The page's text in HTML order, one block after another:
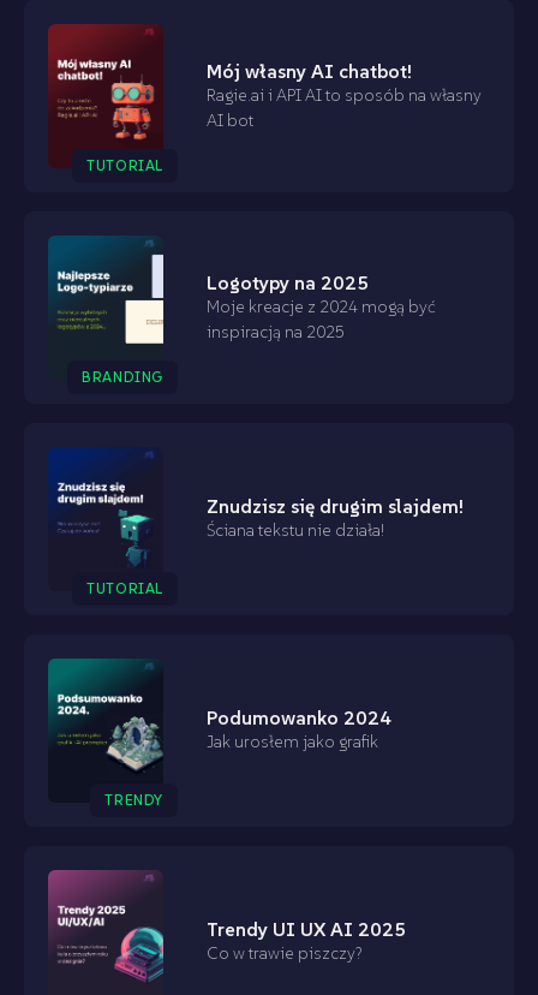
TUTORIAL
Mój własny AI chatbot!
Ragie.ai i API AI to sposób na własny
AI bot
BRANDING
Logotypy na 2025
Moje kreacje z 2024 mogą być
inspiracją na 2025
TUTORIAL
Znudzisz się drugim slajdem!
Ściana tekstu nie działa!
TRENDY
Podumowanko 2024
Jak urosłem jako grafik
Trendy UI UX AI 2025
Co w trawie piszczy?